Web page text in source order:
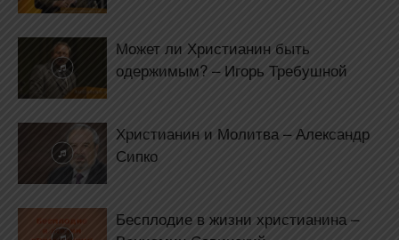
Может ли Христианин быть
одержимым? – Игорь Требушной
Христианин и Молитва – Александр
Сипко
Бесплодие в жизни христианина –